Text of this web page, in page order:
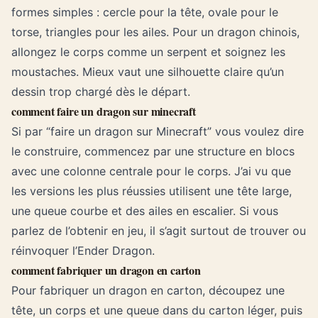
formes simples : cercle pour la tête, ovale pour le
torse, triangles pour les ailes. Pour un dragon chinois,
allongez le corps comme un serpent et soignez les
moustaches. Mieux vaut une silhouette claire qu’un
dessin trop chargé dès le départ.
comment faire un dragon sur minecraft
Si par “faire un dragon sur Minecraft” vous voulez dire
le construire, commencez par une structure en blocs
avec une colonne centrale pour le corps. J’ai vu que
les versions les plus réussies utilisent une tête large,
une queue courbe et des ailes en escalier. Si vous
parlez de l’obtenir en jeu, il s’agit surtout de trouver ou
réinvoquer l’Ender Dragon.
comment fabriquer un dragon en carton
Pour fabriquer un dragon en carton, découpez une
tête, un corps et une queue dans du carton léger, puis